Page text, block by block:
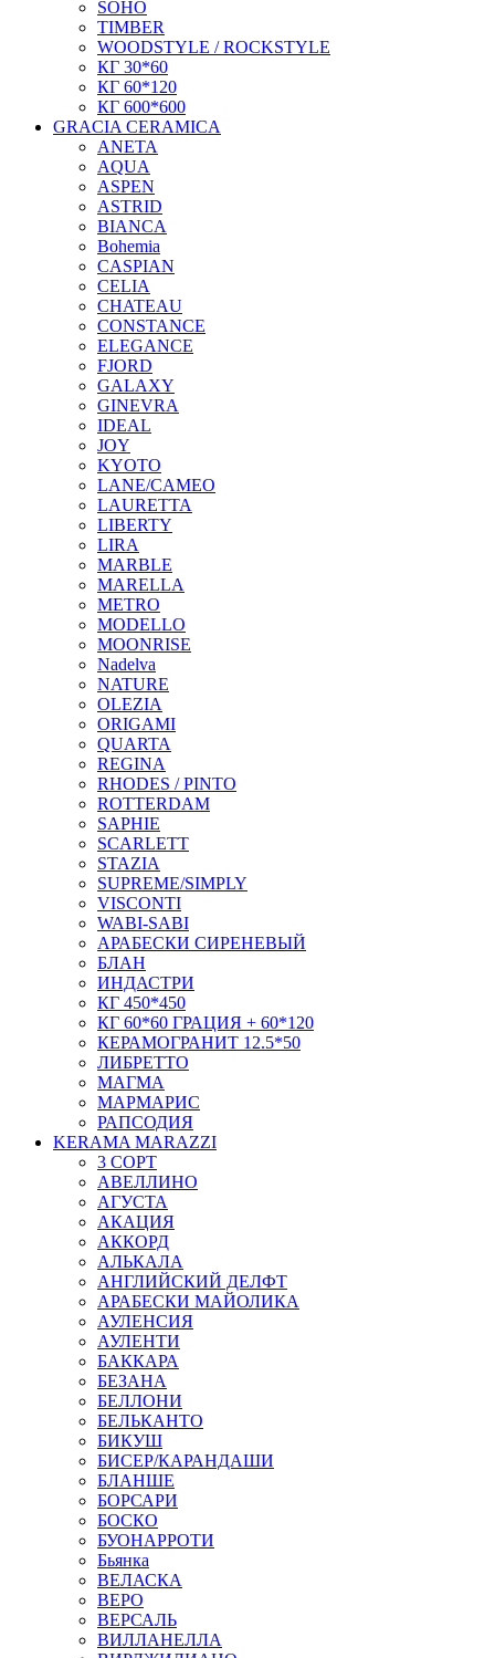
SOHO
TIMBER
WOODSTYLE / ROCKSTYLE
КГ 30*60
КГ 60*120
КГ 600*600
GRACIA CERAMICA
ANETA
AQUA
ASPEN
ASTRID
BIANCA
Bohemia
CASPIAN
CELIA
CHATEAU
CONSTANCE
ELEGANCE
FJORD
GALAXY
GINEVRA
IDEAL
JOY
KYOTO
LANE/CAMEO
LAURETTA
LIBERTY
LIRA
MARBLE
MARELLA
METRO
MODELLO
MOONRISE
Nadelva
NATURE
OLEZIA
ORIGAMI
QUARTA
REGINA
RHODES / PINTO
ROTTERDAM
SAPHIE
SCARLETT
STAZIA
SUPREME/SIMPLY
VISCONTI
WABI-SABI
АРАБЕСКИ СИРЕНЕВЫЙ
БЛАН
ИНДАСТРИ
КГ 450*450
КГ 60*60 ГРАЦИЯ + 60*120
КЕРАМОГРАНИТ 12.5*50
ЛИБРЕТТО
МАГМА
МАРМАРИС
РАПСОДИЯ
KERAMA MARAZZI
3 СОРТ
АВЕЛЛИНО
АГУСТА
АКАЦИЯ
АККОРД
АЛЬКАЛА
АНГЛИЙСКИЙ ДЕЛФТ
АРАБЕСКИ МАЙОЛИКА
АУЛЕНСИЯ
АУЛЕНТИ
БАККАРА
БЕЗАНА
БЕЛЛОНИ
БЕЛЬКАНТО
БИКУШ
БИСЕР/КАРАНДАШИ
БЛАНШЕ
БОРСАРИ
БОСКО
БУОНАРРОТИ
Бьянка
ВЕЛАСКА
ВЕРО
ВЕРСАЛЬ
ВИЛЛАНЕЛЛА